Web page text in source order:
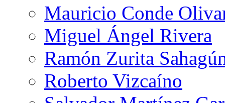
Mauricio Conde
Miguel Ángel Rivera
Ramón Zurita
Roberto Vizcaíno